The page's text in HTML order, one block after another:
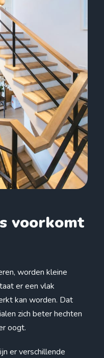
voorkomt
worden kleine
er een vlak
kan worden. Dat
zich beter hechten
oogt.
er verschillende